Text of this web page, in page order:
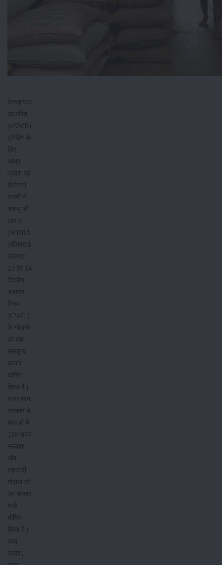
वेयरहाउस
आधारित
(eNWR)
ट्रेडिंग के
लिए,
आंध्र
प्रदेश एवं
तेलंगाना
राज्यों ने
डब्ल्यू डी
आर ए
(WDRA
)रजिस्टर्ड
क्रमशः
23 एवं 14
केंद्रीय
भंडारण
निगम
(CWC )
के गोदामों
को एक
समतुल्य
बाजार
घोषित
किया है।
राजस्थान
सरकार ने
हाल ही में
138 राज्य
सरकार
और
सहकारी
गोदामों को
उप बाजार
यार्ड
घोषित
किया है।
मध्य
प्रदेश,